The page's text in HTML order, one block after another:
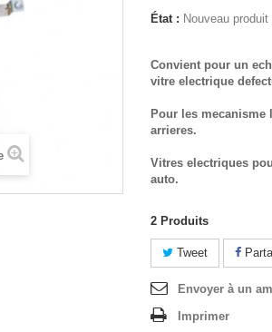
État : Nouveau produit
Convient pour un
vitre electrique
Pour les mecanisme
arrieres.
Vitres electriques
auto.
2 Produits
Tweet
Envoyer à un
Imprimer